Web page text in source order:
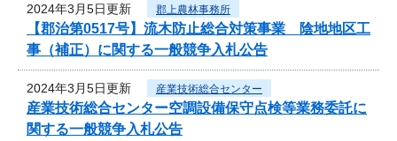
2024年3月5日更新 郡上農林事務所
【郡治第0517号】流木防止総合対策事業 陰地地区工
事（補正）に関する一般競争入札公告
2024年3月5日更新 産業技術総合センター
産業技術総合センター空調設備保守点検等業務委託に
関する一般競争入札公告